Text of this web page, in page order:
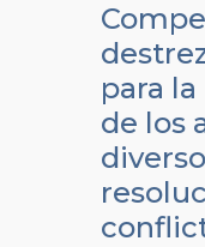
para
de los